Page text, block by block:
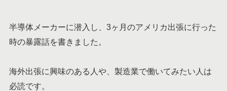
半導体メーカーに潜入し、3ヶ月のアメリカ出張に行った
時の暴露話を書きました。
海外出張に興味のある人や、製造業で働いてみたい人は
必読です。